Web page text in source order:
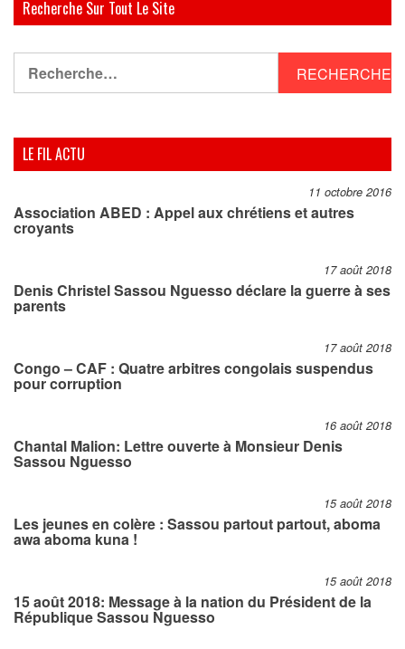
Recherche Sur Tout Le Site
LE FIL ACTU
11 octobre 2016
Association ABED : Appel aux chrétiens et autres
croyants
17 août 2018
Denis Christel Sassou Nguesso déclare la guerre à ses
parents
17 août 2018
Congo – CAF : Quatre arbitres congolais suspendus
pour corruption
16 août 2018
Chantal Malion: Lettre ouverte à Monsieur Denis
Sassou Nguesso
15 août 2018
Les jeunes en colère : Sassou partout partout, aboma
awa aboma kuna !
15 août 2018
15 août 2018: Message à la nation du Président de la
République Sassou Nguesso